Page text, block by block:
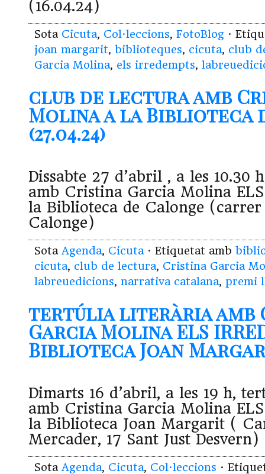
(16.04.24)
Sota Cicuta, Col·leccions, FotoBlog ·
joan margarit, biblioteques, cicuta, club
Garcia Molina, els irredempts,
club de lectura amb
Molina a la Biblioteca
(27.04.24)
Dissabte 27 d’abril , a les
amb Cristina Garcia Molina ELS
la Biblioteca de Calonge (carrer
Calonge)
Sota Agenda, Cicuta · Etiquetat amb
cicuta, club de lectura, Cristina Garcia
labreuedicions, narrativa catalana, premi
tertúlia literària amb
Garcia Molina ELS
Biblioteca Joan
Dimarts 16 d’abril, a les 19 h,
amb Cristina Garcia Molina ELS
la Biblioteca Joan Margarit (
Mercader, 17 Sant Just Desvern)
Sota Agenda, Cicuta, Col·leccions ·